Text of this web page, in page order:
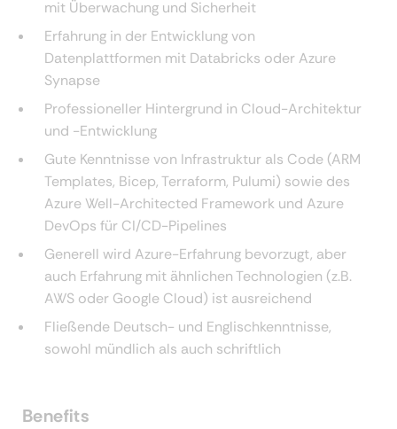
mit Überwachung und Sicherheit
Erfahrung in der Entwicklung von
Datenplattformen mit Databricks oder Azure
Synapse
Professioneller Hintergrund in Cloud-Architektur
und -Entwicklung
Gute Kenntnisse von Infrastruktur als Code (ARM
Templates, Bicep, Terraform, Pulumi) sowie des
Azure Well-Architected Framework und Azure
DevOps für CI/CD-Pipelines
Generell wird Azure-Erfahrung bevorzugt, aber
auch Erfahrung mit ähnlichen Technologien (z.B.
AWS oder Google Cloud) ist ausreichend
Fließende Deutsch- und Englischkenntnisse,
sowohl mündlich als auch schriftlich
Benefits